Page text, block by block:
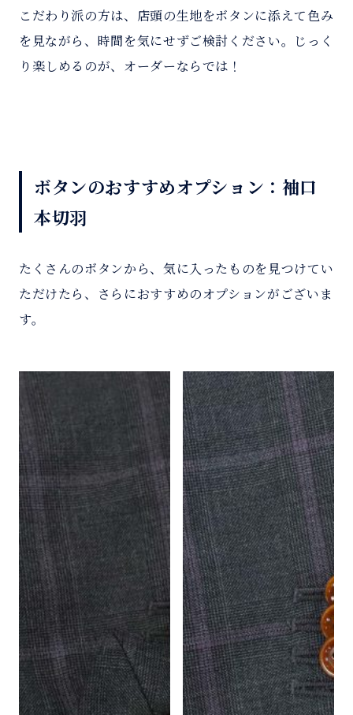
こだわり派の方は、店頭の生地をボタンに添えて色み
を見ながら、時間を気にせずご検討ください。じっく
り楽しめるのが、オーダーならでは！
ボタンのおすすめオプション：袖口
本切羽
たくさんのボタンから、気に入ったものを見つけてい
ただけたら、さらにおすすめのオプションがございま
す。